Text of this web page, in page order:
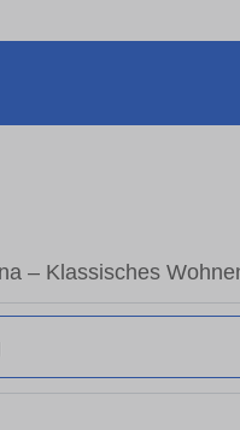
– Klassisches